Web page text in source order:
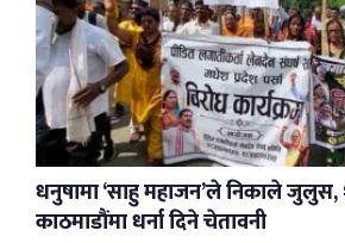
धनुषामा ‘साहु महाजन’ले निकाले
काठमाडौंमा धर्ना दिने चेतावनी